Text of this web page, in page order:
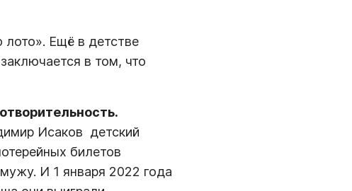
лото». Ещё в детстве
в том, что
Исаков  детский
билетов
И 1 января 2022 года